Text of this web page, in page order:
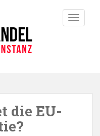
die EU-